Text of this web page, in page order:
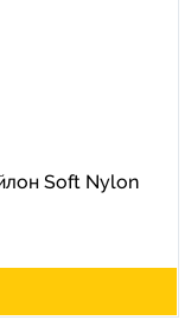
Soft Nylon